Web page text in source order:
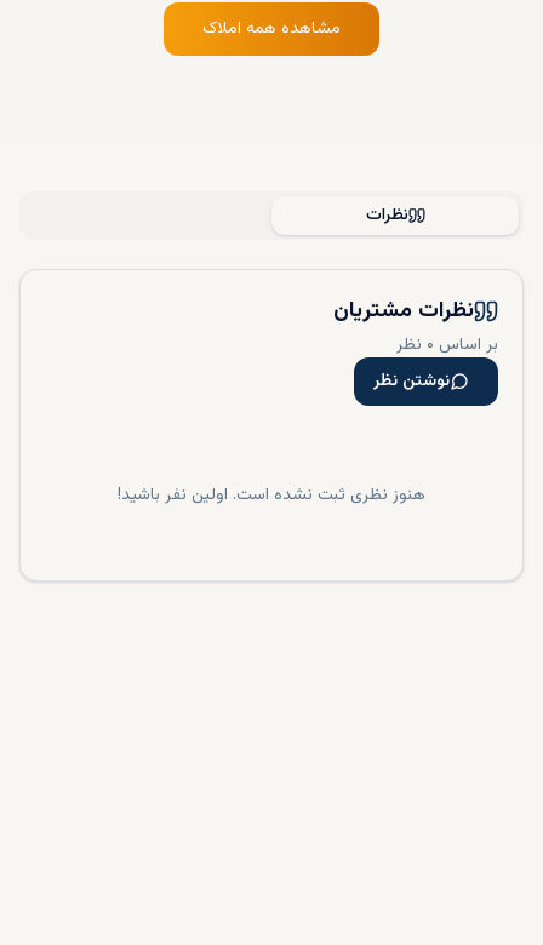
مشاهده همه املاک
نظرات
نظرات مشتریان
بر اساس ۰ نظر
نوشتن نظر
هنوز نظری ثبت نشده است. اولین نفر باشید!